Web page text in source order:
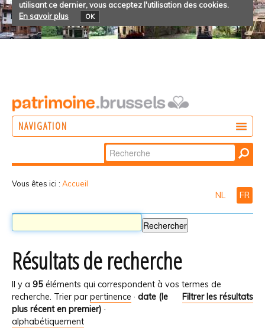
utilisant ce dernier, vous acceptez l'utilisation des cookies.
En savoir plus
OK
NAVIGATION
Chercher par
Recherche
Vous êtes ici : Accueil
NL FR
Résultats de recherche
Il y a 95 éléments qui correspondent à vos termes de
recherche.
Filtrer les résultats
Trier par pertinence · date (le
plus récent en premier) ·
alphabétiquement